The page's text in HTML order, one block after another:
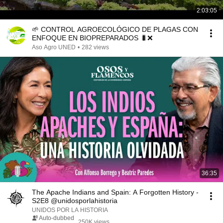
2:03:05
🌱 CONTROL AGROECOLÓGICO DE PLAGAS CON
ENFOQUE EN BIOPREPARADOS 🐛❌
Aso Agro UNED • 282 views
36:35
The Apache Indians and Spain: A Forgotten History -
S2E8 @unidosporlahistoria
UNIDOS POR LA HISTORIA
Auto-dubbed